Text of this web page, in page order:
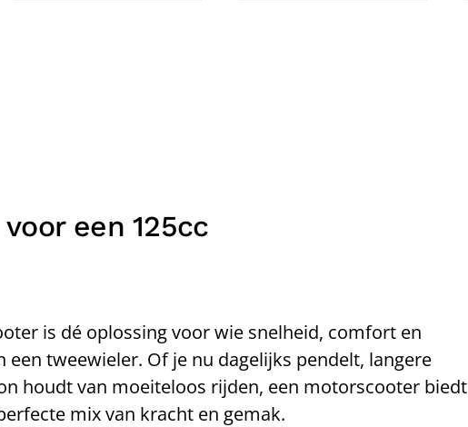
een 125cc
is dé oplossing voor wie snelheid, comfort en
een tweewieler. Of je nu dagelijks pendelt, langere
houdt van moeiteloos rijden, een motorscooter biedt
mix van kracht en gemak.